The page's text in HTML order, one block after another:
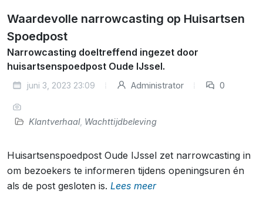
Waardevolle narrowcasting op Huisartsen
Spoedpost
Narrowcasting doeltreffend ingezet door
huisartsenspoedpost Oude IJssel.
juni 3, 2023 23:09 Administrator 0
Klantverhaal, Wachttijdbeleving
Huisartsenspoedpost Oude IJssel zet narrowcasting in
om bezoekers te informeren tijdens openingsuren én
als de post gesloten is. Lees meer